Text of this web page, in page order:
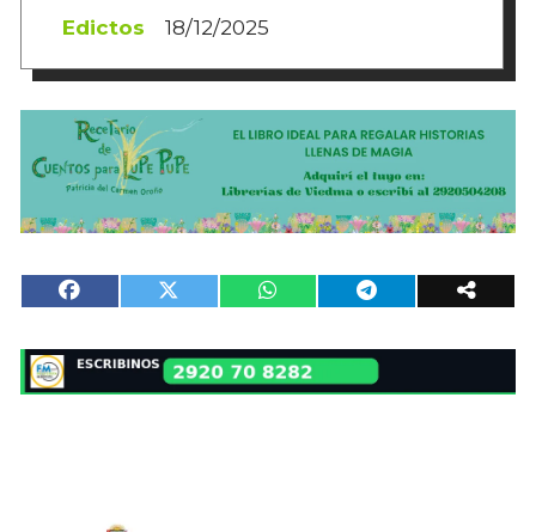
Edictos 18/12/2025